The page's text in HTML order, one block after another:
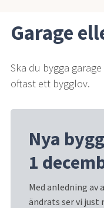
Garage
Ska du bygga
oftast ett bygglov.
Nya
1
Med anledning
ändrats ser vi just